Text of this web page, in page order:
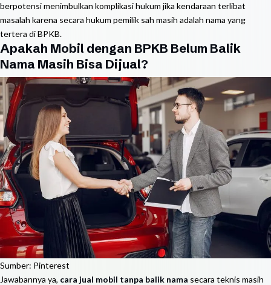
berpotensi menimbulkan komplikasi hukum jika kendaraan terlibat
masalah karena secara hukum pemilik sah masih adalah nama yang
tertera di BPKB.
Apakah Mobil dengan BPKB Belum Balik
Nama Masih Bisa Dijual?
Sumber: Pinterest
Jawabannya ya, cara jual mobil tanpa balik nama secara teknis masih